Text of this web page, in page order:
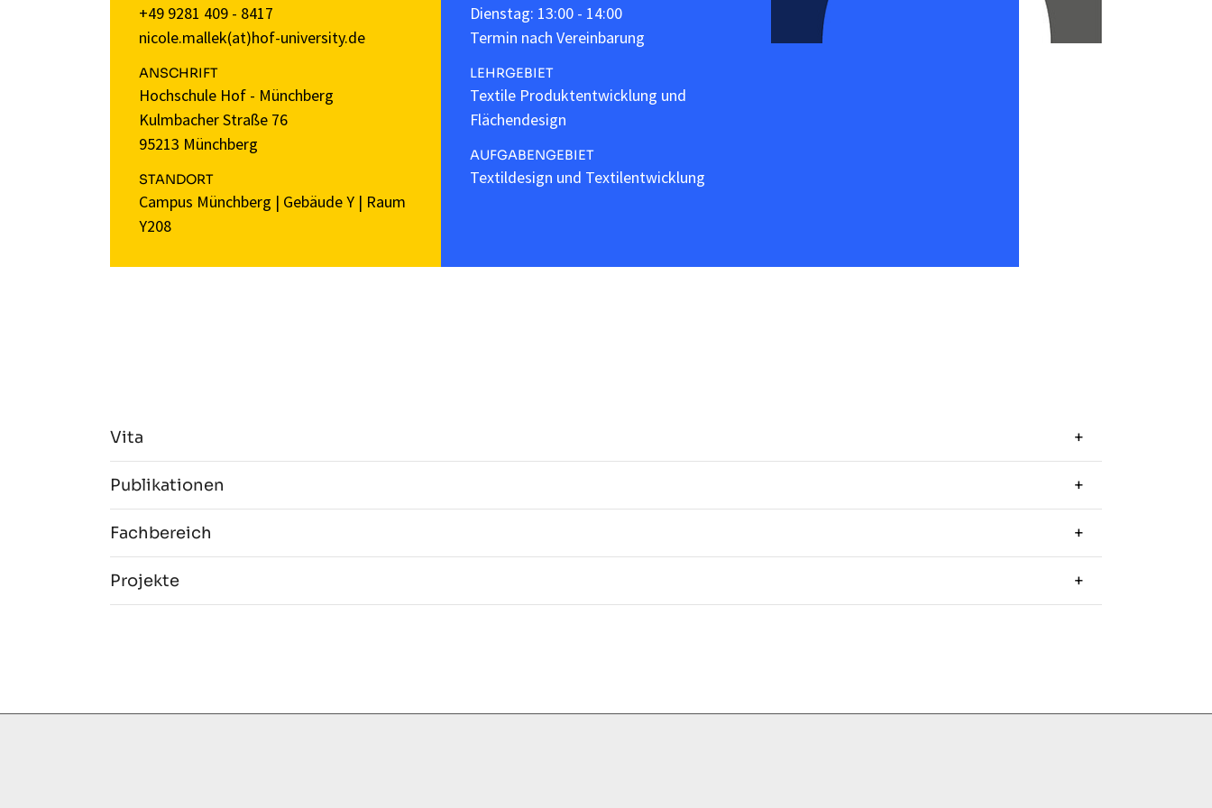
+49 9281 409 - 8417
nicole.mallek(at)hof-university.de
ANSCHRIFT
Hochschule Hof - Münchberg
Kulmbacher Straße 76
95213 Münchberg
STANDORT
Campus Münchberg | Gebäude Y | Raum
Y208
Dienstag: 13:00 - 14:00
Termin nach Vereinbarung
LEHRGEBIET
Textile Produktentwicklung und
Flächendesign
AUFGABENGEBIET
Textildesign und Textilentwicklung
Vita
Publikationen
Fachbereich
Projekte